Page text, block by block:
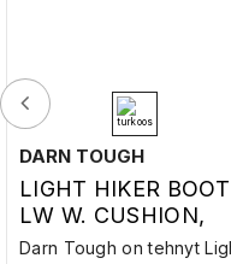
DARN TOUGH
LIGHT HIKER BOOT
LW W. CUSHION,
SEAFOAM
Darn Tough on tehnyt